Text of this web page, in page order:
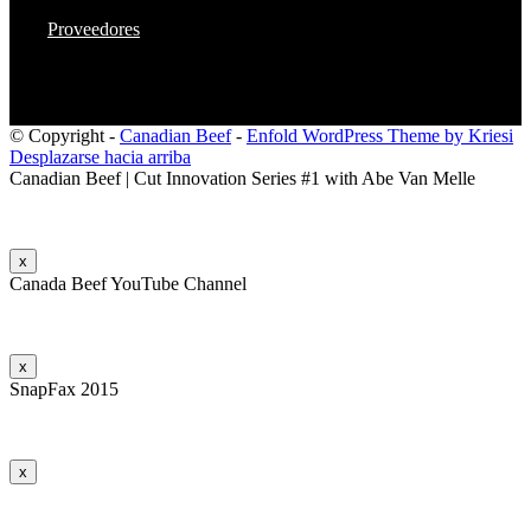
Proveedores
© Copyright - Canadian Beef- Enfold WordPress Theme by Kriesi
Desplazarse hacia arriba
Canadian Beef | Cut Innovation Series #1 with Abe Van Melle
x
Canada Beef YouTube Channel
x
SnapFax 2015
x